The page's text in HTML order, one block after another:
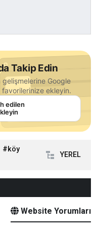
Takip Edin
Google
favorilerinize ekleyin.
edilen
köy
YEREL
Website Yorumları